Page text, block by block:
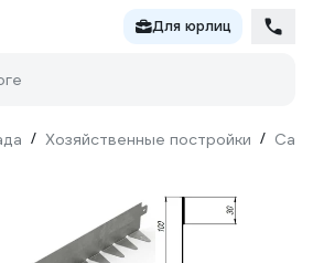
Для юрлиц
/ Хозяйственные постройки /